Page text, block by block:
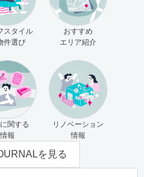
スタイル
件選び
おすすめ
エリア紹介
関する
情報
リノベーション
情報
を見る